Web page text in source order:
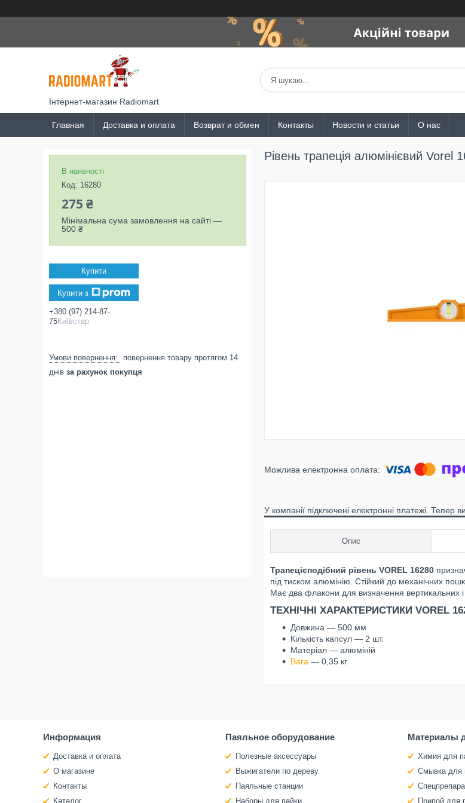
Інтернет-магазин Radiomart
Главная Доставка и оплата Возврат и обмен Контакты Новости и статьи О нас
Рівень трапеція алюмінієвий Vorel
У компанії підключені електронні платежі.
Опис
Трапецієподібний рівень VOREL 16280
під тиском алюмінію. Стійкий до механічних
Має два флакони для визначення вертикальних і
ТЕХНІЧНІ ХАРАКТЕРИСТИКИ VOREL
Довжина — 500 мм
Кількість капсул — 2 шт.
Матеріал — алюміній
Вага — 0,35 кг
В наявності
Код: 16280
275 ₴
Мінімальна сума замовлення на сайті —
500 ₴
Купити
Купити з
+380 (97) 214-87-
75Київстар
повернення товару протягом 14
днів за рахунок покупця
Информация
Доставка и оплата
О магазине
Контакты
Каталог
Паяльное оборудование
Полезные аксессуары
Выжигатели по дереву
Паяльные станции
Наборы для пайки
Материалы
Химия для
Смывка для
Припой для